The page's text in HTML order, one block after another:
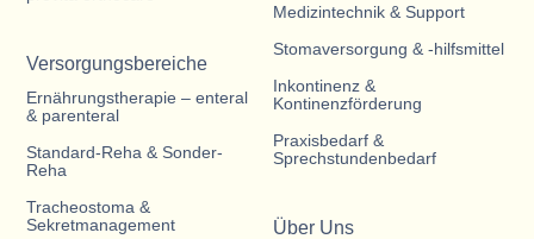
Versorgungsbereiche
Ernährungstherapie – enteral
& parenteral
Standard-Reha & Sonder-
Reha
Tracheostoma &
Sekretmanagement
Medizintechnik & Support
Stomaversorgung & -hilfsmittel
Inkontinenz &
Kontinenzförderung
Praxisbedarf &
Sprechstundenbedarf
Über Uns